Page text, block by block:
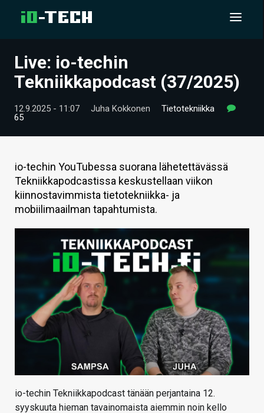
UUTISET
VIDEOT
TIETOA
HINTA.FI
VAIHDA TEEMA
HAKU
Live: io-techin
Tekniikkapodcast (37/2025)
12.9.2025 - 11:07 Juha Kokkonen
Tietotekniikka
65
io-techin YouTubessa suorana lähetettävässä
Tekniikkapodcastissa keskustellaan viikon
kiinnostavimmista tietotekniikka- ja
mobiilimaailman tapahtumista.
io-techin Tekniikkapodcast tänään perjantaina 12.
syyskuuta hieman tavainomaista aiemmin noin kello